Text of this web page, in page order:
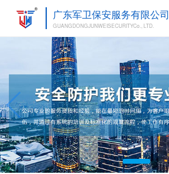
广东军卫保安服务有限公司
GUANGDONGJUNWEISECURITYCo., LTD.